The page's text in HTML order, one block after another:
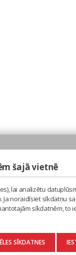
šajā vietnē
lai analizētu
noraidīsiet sīkdatņu
sīkdatnēm,
SĪKDATNES